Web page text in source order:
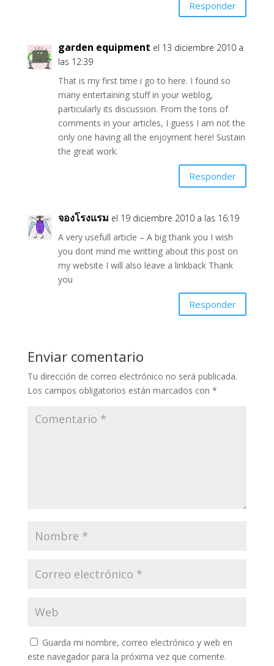
Responder
garden equipment el 13 diciembre 2010 a
las 12:39
That is my first time i go to here. I found so
many entertaining stuff in your weblog,
particularly its discussion. From the tons of
comments in your articles, I guess I am not the
only one having all the enjoyment here! Sustain
the great work.
Responder
จองโรงแรม el 19 diciembre 2010 a las 16:19
A very usefull article – A big thank you I wish
you dont mind me writting about this post on
my website I will also leave a linkback Thank
you
Responder
Enviar comentario
Tu dirección de correo electrónico no será publicada.
Los campos obligatorios están marcados con *
Guarda mi nombre, correo electrónico y web en
este navegador para la próxima vez que comente.